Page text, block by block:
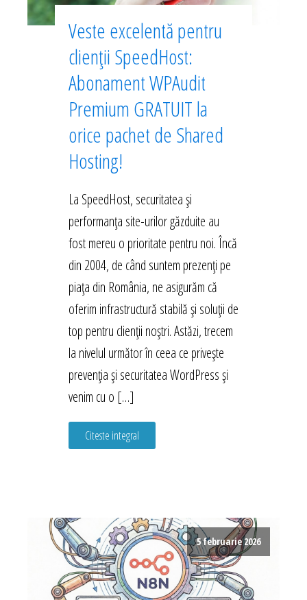
Veste excelentă pentru
clienții SpeedHost:
Abonament WPAudit
Premium GRATUIT la
orice pachet de Shared
Hosting!
La SpeedHost, securitatea și
performanța site-urilor găzduite au
fost mereu o prioritate pentru noi. Încă
din 2004, de când suntem prezenți pe
piața din România, ne asigurăm că
oferim infrastructură stabilă și soluții de
top pentru clienții noștri. Astăzi, trecem
la nivelul următor în ceea ce privește
prevenția și securitatea WordPress și
venim cu o […]
Citeste integral
5 februarie 2026